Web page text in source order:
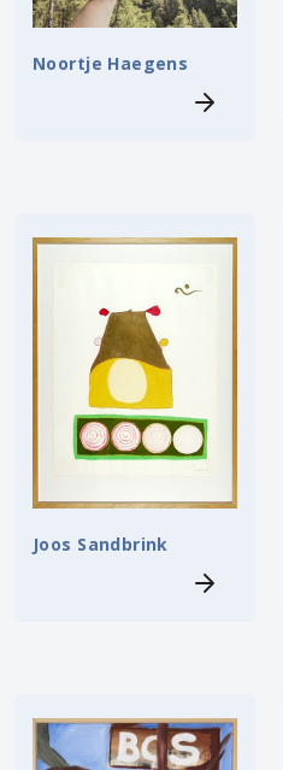
Noortje Haegens
Joos Sandbrink